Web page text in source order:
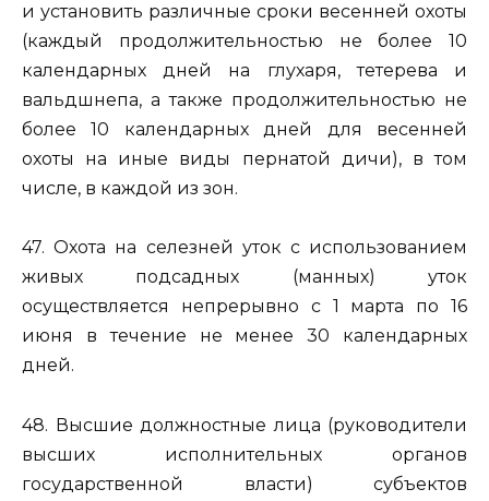
и установить различные сроки весенней охоты
(каждый продолжительностью не более 10
календарных дней на глухаря, тетерева и
вальдшнепа, а также продолжительностью не
более 10 календарных дней для весенней
охоты на иные виды пернатой дичи), в том
числе, в каждой из зон.
47. Охота на селезней уток с использованием
живых подсадных (манных) уток
осуществляется непрерывно с 1 марта по 16
июня в течение не менее 30 календарных
дней.
48. Высшие должностные лица (руководители
высших исполнительных органов
государственной власти) субъектов